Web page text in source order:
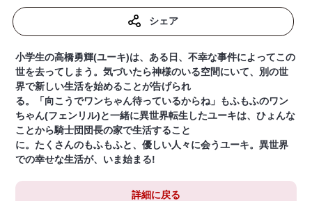
シェア
小学生の高橋勇輝(ユーキ)は、ある日、不幸な事件によってこの
世を去ってしまう。気づいたら神様のいる空間にいて、別の世
界で新しい生活を始めることが告げられ
る。「向こうでワンちゃん待っているからね」もふもふのワン
ちゃん(フェンリル)と一緒に異世界転生したユーキは、ひょんな
ことから騎士団団長の家で生活すること
に。たくさんのもふもふと、優しい人々に会うユーキ。異世界
での幸せな生活が、いま始まる!
詳細に戻る